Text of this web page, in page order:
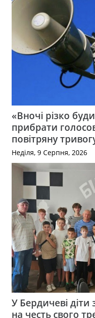
«Вночі різко
прибрати
повітряну
Неділя, 9 Серпня, 2026
У Бердичеві діти
на честь свого